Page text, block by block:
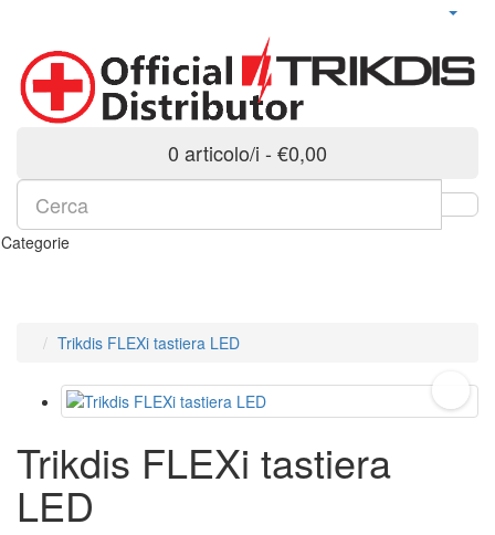
0 articolo/i - €0,00
Categorie
Trikdis FLEXi tastiera LED
Trikdis FLEXi tastiera
LED